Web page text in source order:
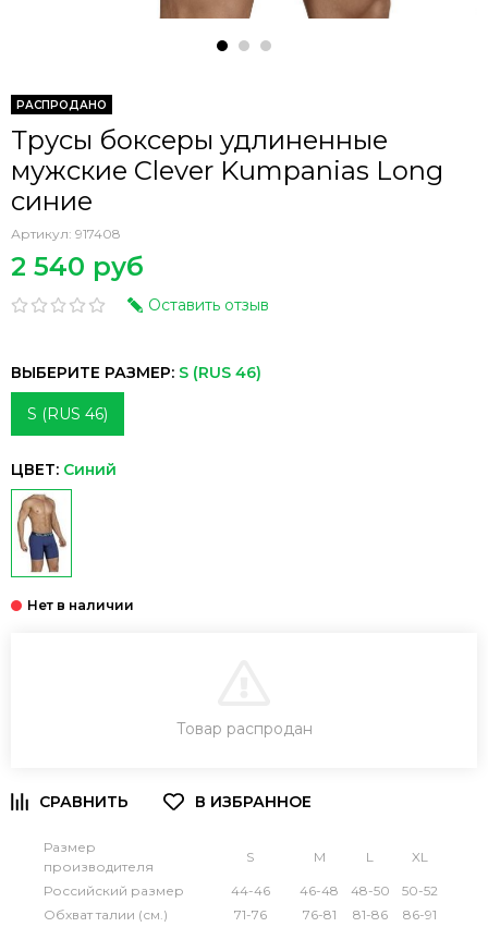
РАСПРОДАНО
Трусы боксеры удлиненные
мужские Clever Kumpanias Long
синие
Артикул: 917408
2 540 руб
Оставить отзыв
ВЫБЕРИТЕ РАЗМЕР: S (RUS 46)
S (RUS 46)
ЦВЕТ: Синий
ЗАКАЗ В ОДИН КЛИК
Товар распродан
Размер
производителя
S M L XL
Российский размер 44-46 46-48 48-50
50-52
Обхват талии (см.)
71-76 76-81 81-86 86-91